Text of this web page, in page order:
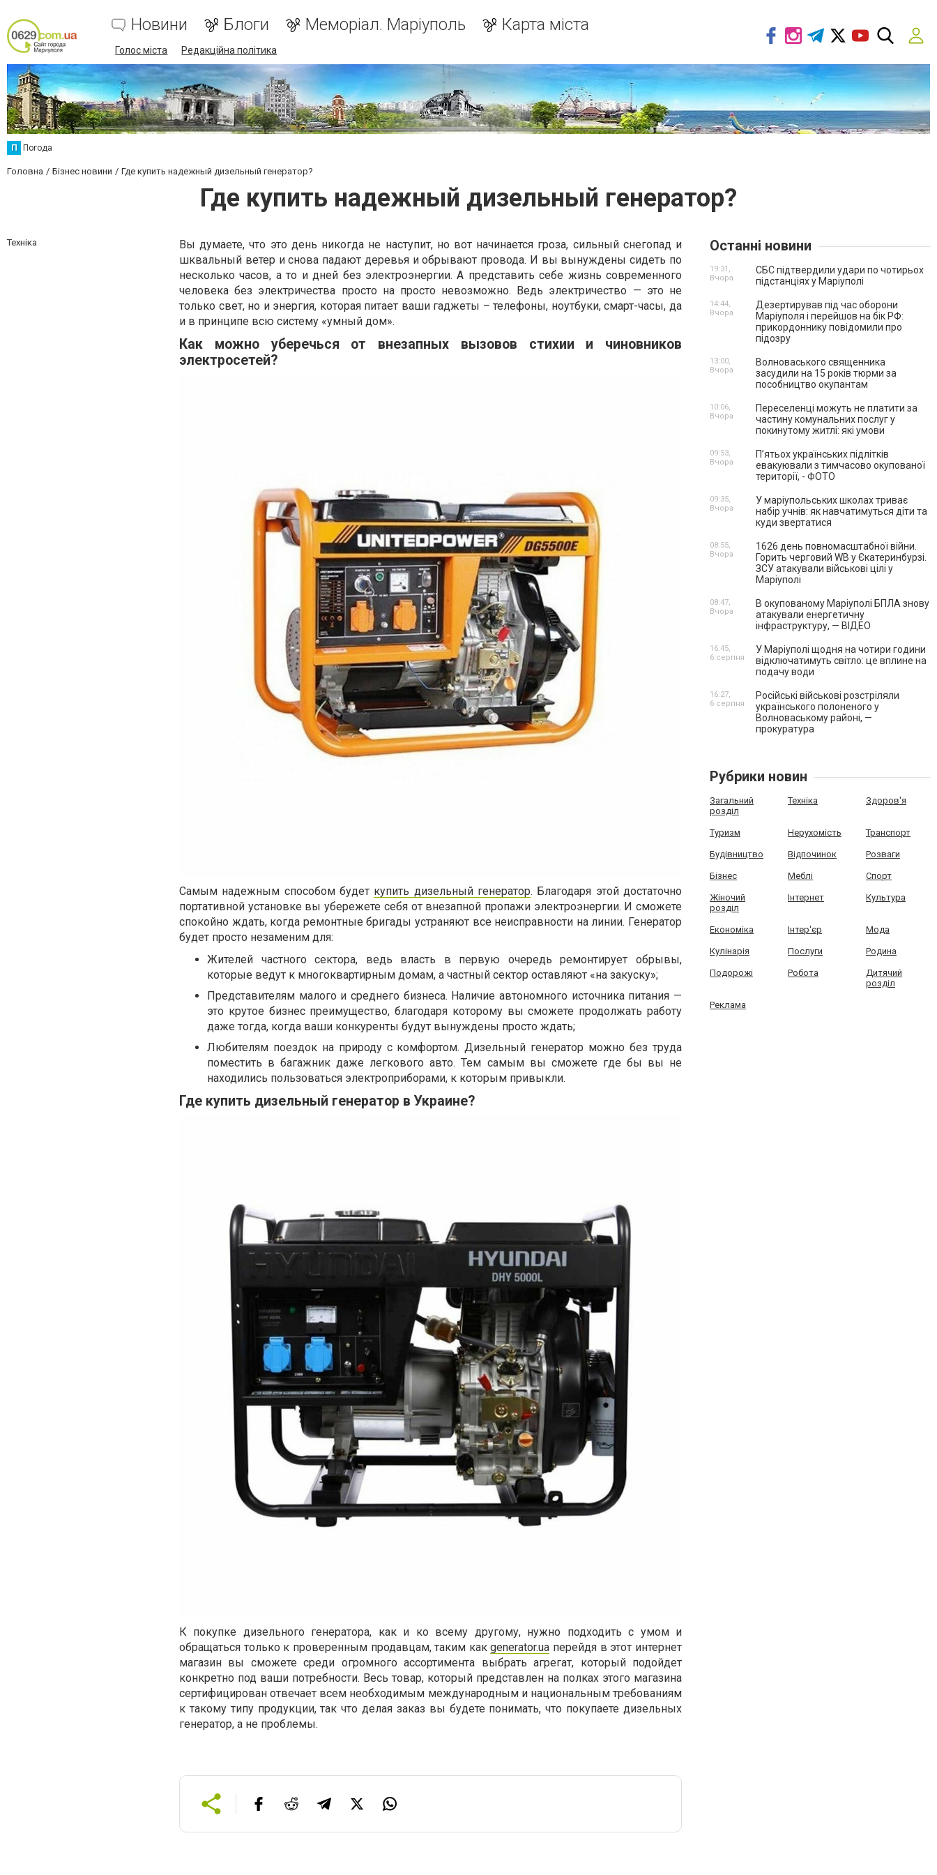
Новини Блоги Меморіал. Маріуполь Карта міста
Голос міста Редакційна політика
П Погода
Головна Бізнес новини Где купить надежный дизельный генератор?
Где купить надежный дизельный генератор?
Техніка
Вы думаете, что это день никогда не наступит, но вот начинается гроза, сильный снегопад и
шквальный ветер и снова падают деревья и обрывают провода. И вы вынуждены сидеть по
несколько часов, а то и дней без электроэнергии. А представить себе жизнь современного
человека без электричества просто на просто невозможно. Ведь электричество — это не
только свет, но и энергия, которая питает ваши гаджеты – телефоны, ноутбуки, смарт-часы, да
и в принципе всю систему «умный дом».
Как можно уберечься от внезапных вызовов стихии и чиновников
электросетей?
Самым надежным способом будет купить дизельный генератор. Благодаря этой достаточно
портативной установке вы убережете себя от внезапной пропажи электроэнергии. И сможете
спокойно ждать, когда ремонтные бригады устраняют все неисправности на линии. Генератор
будет просто незаменим для:
Жителей частного сектора, ведь власть в первую очередь ремонтирует обрывы,
которые ведут к многоквартирным домам, а частный сектор оставляют «на закуску»;
Представителям малого и среднего бизнеса. Наличие автономного источника питания —
это крутое бизнес преимущество, благодаря которому вы сможете продолжать работу
даже тогда, когда ваши конкуренты будут вынуждены просто ждать;
Любителям поездок на природу с комфортом. Дизельный генератор можно без труда
поместить в багажник даже легкового авто. Тем самым вы сможете где бы вы не
находились пользоваться электроприборами, к которым привыкли.
Где купить дизельный генератор в Украине?
К покупке дизельного генератора, как и ко всему другому, нужно подходить с умом и
обращаться только к проверенным продавцам, таким какgenerator.ua перейдя в этот интернет
магазин вы сможете среди огромного ассортимента выбрать агрегат, который подойдет
конкретно под ваши потребности. Весь товар, который представлен на полках этого магазина
сертифицирован отвечает всем необходимым международным и национальным требованиям
к такому типу продукции, так что делая заказ вы будете понимать, что покупаете дизельных
генератор, а не проблемы.
Останні новини
СБС підтвердили удари по чотирьох
підстанціях у Маріуполі
19:31,
Вчора
Дезертирував під час оборони
Маріуполя і перейшов на бік РФ:
прикордоннику повідомили про
підозру
14:44,
Вчора
Волноваського священника
засудили на 15 років тюрми за
пособництво окупантам
13:00,
Вчора
Переселенці можуть не платити за
частину комунальних послуг у
покинутому житлі: які умови
10:06,
Вчора
П’ятьох українських підлітків
евакуювали з тимчасово окупованої
території, - ФОТО
09:53,
Вчора
У маріупольських школах триває
набір учнів: як навчатимуться діти та
куди звертатися
09:35,
Вчора
1626 день повномасштабної війни.
Горить черговий WB у Єкатеринбурзі.
ЗСУ атакували військові цілі у
Маріуполі
08:55,
Вчора
В окупованому Маріуполі БПЛА знову
атакували енергетичну
інфраструктуру, — ВІДЕО
08:47,
Вчора
У Маріуполі щодня на чотири години
відключатимуть світло: це вплине на
подачу води
16:45,
6 серпня
Російські військові розстріляли
українського полоненого у
Волноваському районі, —
прокуратура
16:27,
6 серпня
Рубрики новин
Загальний
розділ
Техніка Здоров'я
Туризм Нерухомість Транспорт
Будівництво Відпочинок Розваги
Бізнес Меблі Спорт
Жіночий
розділ
Інтернет Культура
Економіка Інтер'єр Мода
Кулінарія Послуги Родина
Подорожі Робота
Дитячий
розділ
Реклама